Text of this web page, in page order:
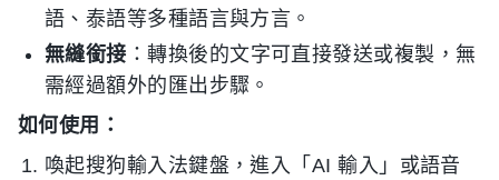
語、泰語等多種語言與方言。
無縫銜接 ：轉換後的文字可直接發送或複製，無
需經過額外的匯出步驟。
如何使用：
喚起搜狗輸入法鍵盤，進入「AI 輸入」或語音